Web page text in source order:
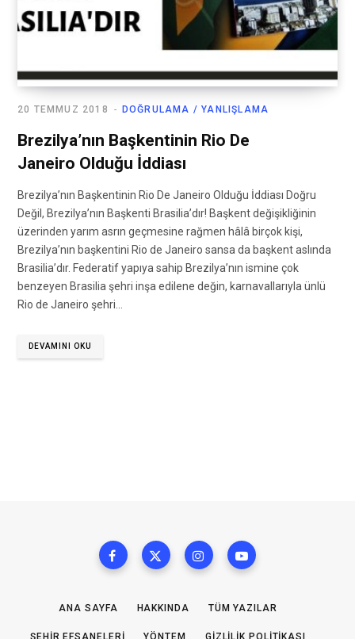
DOĞRULAMA / YANLIŞLAMA
20 TEMMUZ 2018
Brezilya’nın Başkentinin Rio De
Janeiro Olduğu İddiası
Brezilya’nın Başkentinin Rio De Janeiro Olduğu İddiası Doğru
Değil, Brezilya’nın Başkenti Brasilia’dır! Başkent değişikliğinin
üzerinden yarım asrın geçmesine rağmen hâlâ birçok kişi,
Brezilya’nın başkentini Rio de Janeiro sansa da başkent aslında
Brasilia’dır. Federatif yapıya sahip Brezilya’nın ismine çok
benzeyen Brasilia şehri inşa edilene değin, karnavallarıyla ünlü
Rio de Janeiro şehri…
DEVAMINI OKU
ANA SAYFA HAKKINDA TÜM YAZILAR
ŞEHIR EFSANELERI YÖNTEM GIZLILIK POLITIKASI